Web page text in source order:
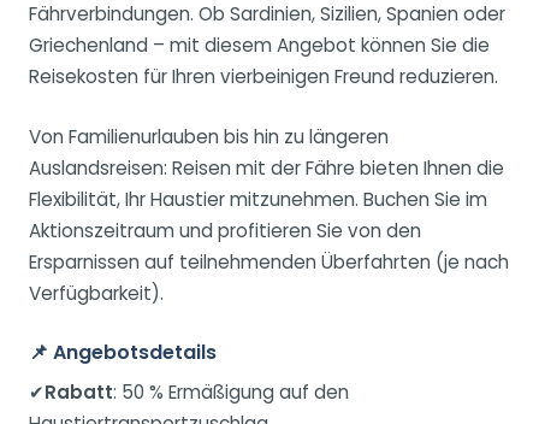
Fährverbindungen. Ob Sardinien, Sizilien, Spanien oder
Griechenland – mit diesem Angebot können Sie die
Reisekosten für Ihren vierbeinigen Freund reduzieren.
Von Familienurlauben bis hin zu längeren
Auslandsreisen: Reisen mit der Fähre bieten Ihnen die
Flexibilität, Ihr Haustier mitzunehmen. Buchen Sie im
Aktionszeitraum und profitieren Sie von den
Ersparnissen auf teilnehmenden Überfahrten (je nach
Verfügbarkeit).
📌 Angebotsdetails
✔Rabatt: 50 % Ermäßigung auf den